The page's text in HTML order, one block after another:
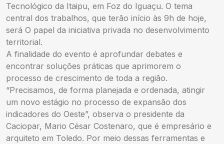
Tecnológico da Itaipu, em Foz do Iguaçu. O tema
central dos trabalhos, que terão início às 9h de hoje,
será O papel da iniciativa privada no desenvolvimento
territorial.
A finalidade do evento é aprofundar debates e
encontrar soluções práticas que aprimorem o
processo de crescimento de toda a região.
“Precisamos, de forma planejada e ordenada, atingir
um novo estágio no processo de expansão dos
indicadores do Oeste”, observa o presidente da
Caciopar, Mario César Costenaro, que é empresário e
arquiteto em Toledo. Por meio dessas ferramentas e